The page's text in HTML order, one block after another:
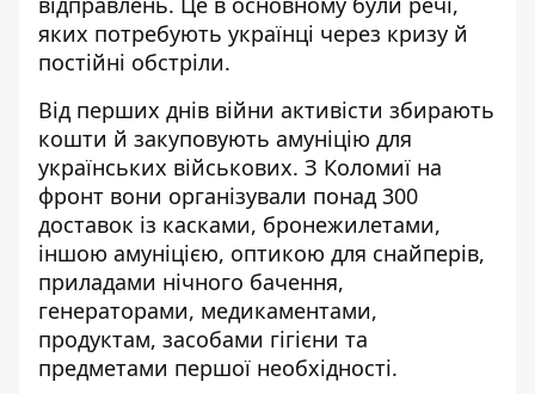
яких потребують українці через кризу й
постійні обстріли.
Від перших днів війни активісти збирають
кошти й закуповують амуніцію для
українських військових. З Коломиї на
фронт вони організували понад 300
доставок із касками, бронежилетами,
іншою амуніцією, оптикою для снайперів,
приладами нічного бачення,
генераторами, медикаментами,
продуктам, засобами гігієни та
предметами першої необхідності.